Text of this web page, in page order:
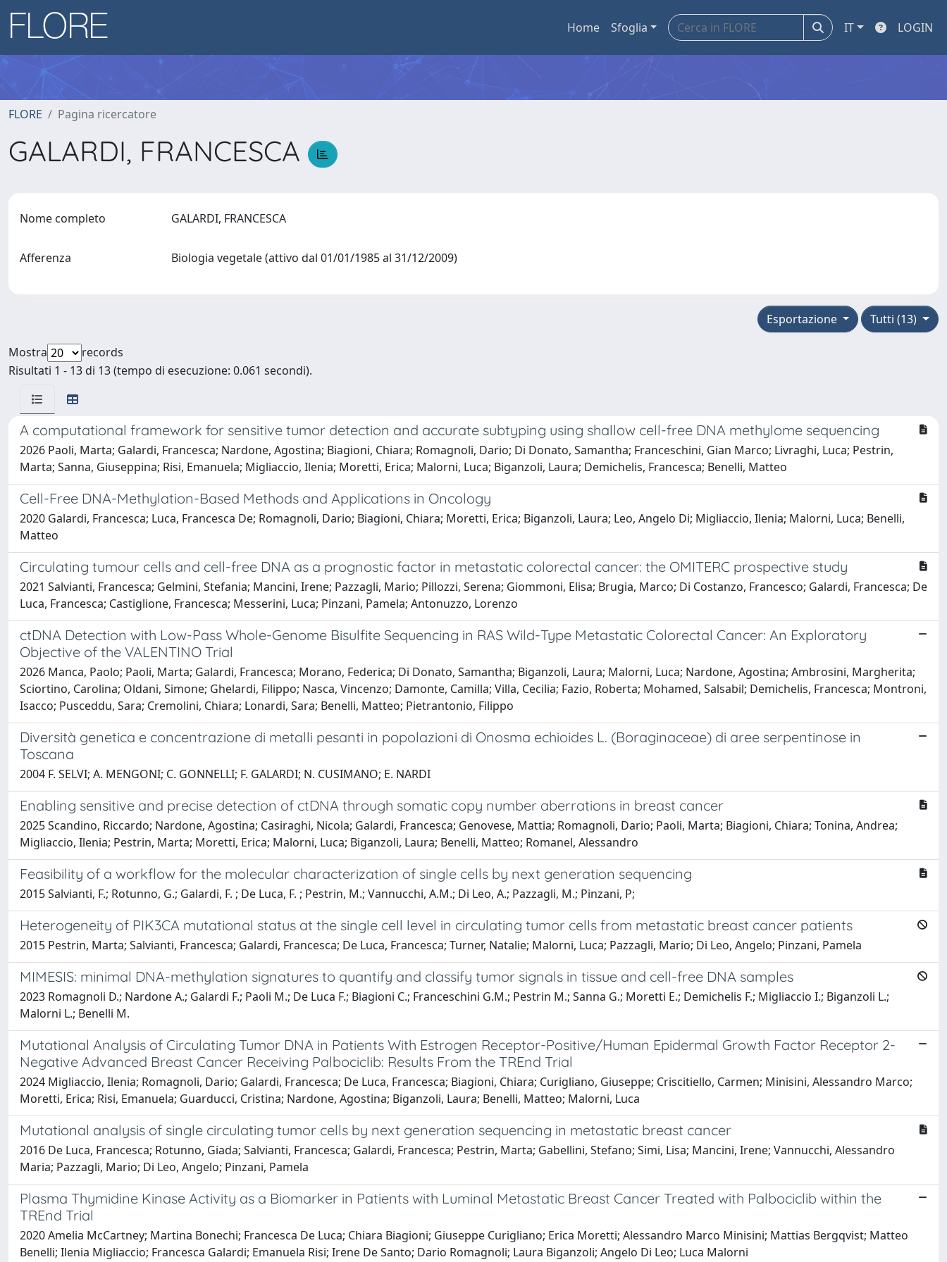
Home Sfoglia IT LOGIN
FLORE Pagina ricercatore
GALARDI, FRANCESCA
Nome completo GALARDI, FRANCESCA
Afferenza Biologia vegetale (attivo dal 01/01/1985 al 31/12/2009)
Tutti (13)
Esportazione
Mostra
records
Risultati 1 - 13 di 13 (tempo di esecuzione: 0.061 secondi).
A computational framework for sensitive tumor detection and accurate subtyping using shallow cell-free DNA methylome sequencing
2026 Paoli, Marta; Galardi, Francesca; Nardone, Agostina; Biagioni, Chiara; Romagnoli, Dario; Di Donato, Samantha; Franceschini, Gian Marco; Livraghi, Luca; Pestrin,
Marta; Sanna, Giuseppina; Risi, Emanuela; Migliaccio, Ilenia; Moretti, Erica; Malorni, Luca; Biganzoli, Laura; Demichelis, Francesca; Benelli, Matteo
Cell-Free DNA-Methylation-Based Methods and Applications in Oncology
2020 Galardi, Francesca; Luca, Francesca De; Romagnoli, Dario; Biagioni, Chiara; Moretti, Erica; Biganzoli, Laura; Leo, Angelo Di; Migliaccio, Ilenia; Malorni, Luca; Benelli,
Matteo
Circulating tumour cells and cell-free DNA as a prognostic factor in metastatic colorectal cancer: the OMITERC prospective study
2021 Salvianti, Francesca; Gelmini, Stefania; Mancini, Irene; Pazzagli, Mario; Pillozzi, Serena; Giommoni, Elisa; Brugia, Marco; Di Costanzo, Francesco; Galardi, Francesca; De
Luca, Francesca; Castiglione, Francesca; Messerini, Luca; Pinzani, Pamela; Antonuzzo, Lorenzo
ctDNA Detection with Low-Pass Whole-Genome Bisulfite Sequencing in RAS Wild-Type Metastatic Colorectal Cancer: An Exploratory
Objective of the VALENTINO Trial
2026 Manca, Paolo; Paoli, Marta; Galardi, Francesca; Morano, Federica; Di Donato, Samantha; Biganzoli, Laura; Malorni, Luca; Nardone, Agostina; Ambrosini, Margherita;
Sciortino, Carolina; Oldani, Simone; Ghelardi, Filippo; Nasca, Vincenzo; Damonte, Camilla; Villa, Cecilia; Fazio, Roberta; Mohamed, Salsabil; Demichelis, Francesca; Montroni,
Isacco; Pusceddu, Sara; Cremolini, Chiara; Lonardi, Sara; Benelli, Matteo; Pietrantonio, Filippo
Diversità genetica e concentrazione di metalli pesanti in popolazioni di Onosma echioides L. (Boraginaceae) di aree serpentinose in
Toscana
2004 F. SELVI; A. MENGONI; C. GONNELLI; F. GALARDI; N. CUSIMANO; E. NARDI
Enabling sensitive and precise detection of ctDNA through somatic copy number aberrations in breast cancer
2025 Scandino, Riccardo; Nardone, Agostina; Casiraghi, Nicola; Galardi, Francesca; Genovese, Mattia; Romagnoli, Dario; Paoli, Marta; Biagioni, Chiara; Tonina, Andrea;
Migliaccio, Ilenia; Pestrin, Marta; Moretti, Erica; Malorni, Luca; Biganzoli, Laura; Benelli, Matteo; Romanel, Alessandro
Feasibility of a workflow for the molecular characterization of single cells by next generation sequencing
2015 Salvianti, F.; Rotunno, G.; Galardi, F. ; De Luca, F. ; Pestrin, M.; Vannucchi, A.M.; Di Leo, A.; Pazzagli, M.; Pinzani, P;
Heterogeneity of PIK3CA mutational status at the single cell level in circulating tumor cells from metastatic breast cancer patients
2015 Pestrin, Marta; Salvianti, Francesca; Galardi, Francesca; De Luca, Francesca; Turner, Natalie; Malorni, Luca; Pazzagli, Mario; Di Leo, Angelo; Pinzani, Pamela
MIMESIS: minimal DNA-methylation signatures to quantify and classify tumor signals in tissue and cell-free DNA samples
2023 Romagnoli D.; Nardone A.; Galardi F.; Paoli M.; De Luca F.; Biagioni C.; Franceschini G.M.; Pestrin M.; Sanna G.; Moretti E.; Demichelis F.; Migliaccio I.; Biganzoli L.;
Malorni L.; Benelli M.
Mutational Analysis of Circulating Tumor DNA in Patients With Estrogen Receptor-Positive/Human Epidermal Growth Factor Receptor 2-
Negative Advanced Breast Cancer Receiving Palbociclib: Results From the TREnd Trial
2024 Migliaccio, Ilenia; Romagnoli, Dario; Galardi, Francesca; De Luca, Francesca; Biagioni, Chiara; Curigliano, Giuseppe; Criscitiello, Carmen; Minisini, Alessandro Marco;
Moretti, Erica; Risi, Emanuela; Guarducci, Cristina; Nardone, Agostina; Biganzoli, Laura; Benelli, Matteo; Malorni, Luca
Mutational analysis of single circulating tumor cells by next generation sequencing in metastatic breast cancer
2016 De Luca, Francesca; Rotunno, Giada; Salvianti, Francesca; Galardi, Francesca; Pestrin, Marta; Gabellini, Stefano; Simi, Lisa; Mancini, Irene; Vannucchi, Alessandro
Maria; Pazzagli, Mario; Di Leo, Angelo; Pinzani, Pamela
Plasma Thymidine Kinase Activity as a Biomarker in Patients with Luminal Metastatic Breast Cancer Treated with Palbociclib within the
TREnd Trial
2020 Amelia McCartney; Martina Bonechi; Francesca De Luca; Chiara Biagioni; Giuseppe Curigliano; Erica Moretti; Alessandro Marco Minisini; Mattias Bergqvist; Matteo
Benelli; Ilenia Migliaccio; Francesca Galardi; Emanuela Risi; Irene De Santo; Dario Romagnoli; Laura Biganzoli; Angelo Di Leo; Luca Malorni